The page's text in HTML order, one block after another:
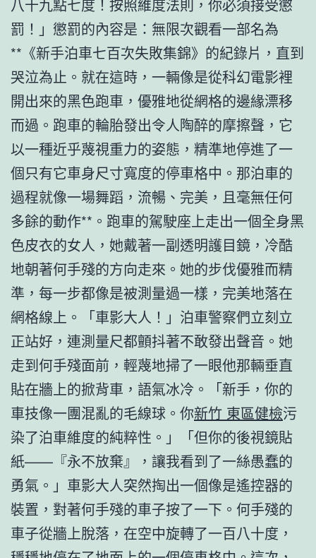
八十九點七度！按照維度法則，你必須接受懲
罰！」懲罰的內容是：無限次觀看一部名為
**《新手泊車七百次失敗集錦》的紀錄片，直到
哭泣為止。就在這時，一輛像是從科幻電影裡
開出來的黑色跑車，優雅地從網格的邊緣漂移
而過。跑車的輪胎發出令人陶醉的摩擦聲，它
以一種近乎蔑視重力的姿態，精準地停進了一
個只有它車身尺寸寬度的停車格中。那泊車的
過程就像一場舞蹈，流暢、完美，且毫無任何
多餘的動作**。跑車的駕駛座上走出一個全身黑
色皮衣的女人，她戴著一副透明護目鏡，冷酷
地朝著何手殘的方向走來。她的步伐優雅而精
準，每一步都像是被測量過一樣，完美地落在
網格線上。「車影大人！」泊車警察們立刻立
正站好，連測量尺都顫抖著不敢發出聲音。她
走到何手殘面前，輕蔑地掃了一眼他那輛垂直
貼在牆上的掀背車，語氣冰冷。「新手，你的
車技像一團混亂的毛線球。你新竹 東區健檢污
染了泊車維度的純粹性。」「但你的後視鏡貼
紙——『永不放棄』，讓我看到了一絲愚蠢的
勇氣。」車影大人突然掏出一個像是遙控器的
裝置，對著何手殘的車子按了一下。何手殘的
車子從牆上脫落，在空中旋轉了一百八十度，